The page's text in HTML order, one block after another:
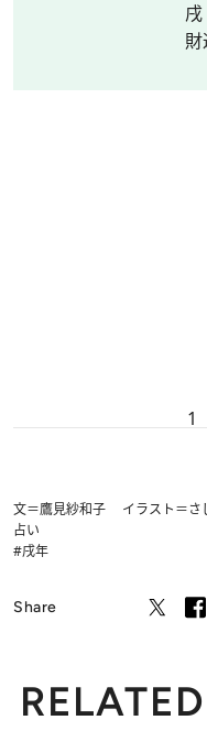
1
文＝鷹見紗和子 イラスト＝さ
占い
#戌年
Share